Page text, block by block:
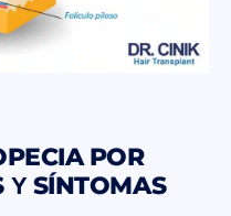
POR
Y SÍNTOMAS